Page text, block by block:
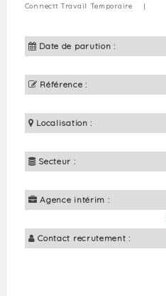
Connectt Travail Temporaire |
Date de parution :
Référence :
Localisation :
Secteur :
Agence intérim :
Contact recrutement :